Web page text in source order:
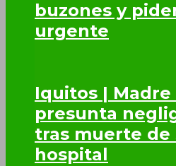
buzones y
urgente
Iquitos |
presunta
tras muerte de
hospital